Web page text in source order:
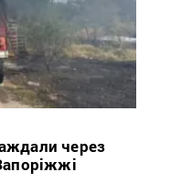
через